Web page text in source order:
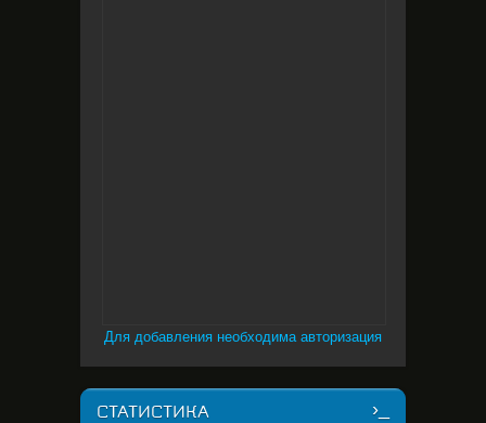
Для добавления необходима авторизация
СТАТИСТИКА